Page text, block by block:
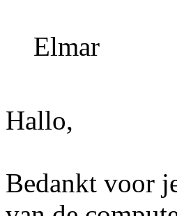
Elmar
Hallo,
Bedankt voor